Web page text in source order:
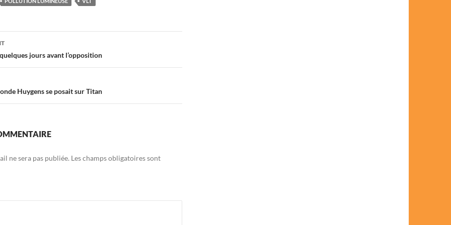
jours avant l’opposition
Huygens se posait sur Titan
ne sera pas publiée. Les champs obligatoires sont